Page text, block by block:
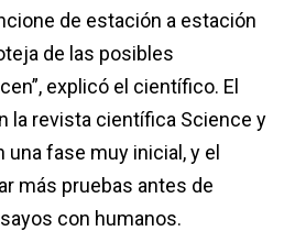
de estación a estación
de las posibles
explicó el científico. El
la revista científica Science y
una fase muy inicial, y el
más pruebas antes de
con humanos.